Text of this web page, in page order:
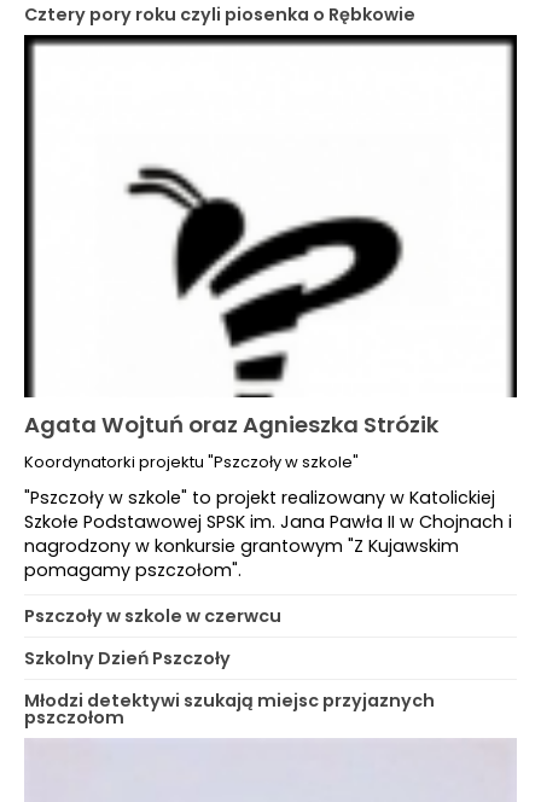
Cztery pory roku czyli piosenka o Rębkowie
Agata Wojtuń oraz Agnieszka Strózik
Koordynatorki projektu "Pszczoły w szkole"
"Pszczoły w szkole" to projekt realizowany w Katolickiej
Szkołe Podstawowej SPSK im. Jana Pawła II w Chojnach i
nagrodzony w konkursie grantowym "Z Kujawskim
pomagamy pszczołom".
Pszczoły w szkole w czerwcu
Szkolny Dzień Pszczoły
Młodzi detektywi szukają miejsc przyjaznych
pszczołom